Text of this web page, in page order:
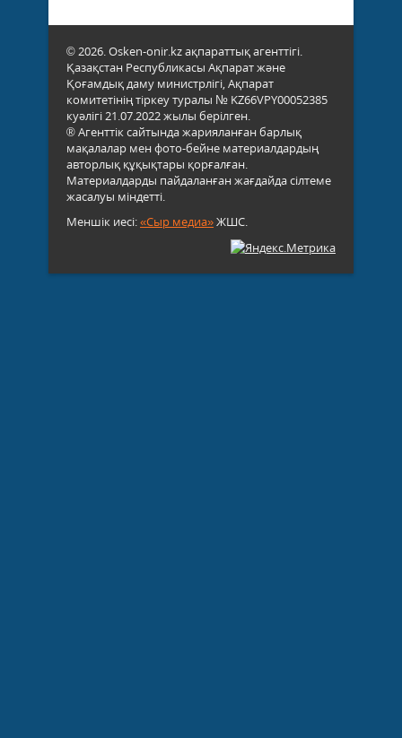
© 2026. Osken-onir.kz ақпараттық агенттігі.
Қазақстан Республикасы Ақпарат және
Қоғамдық даму министрлігі, Ақпарат
комитетінің тіркеу туралы № KZ66VPY00052385
куәлігі 21.07.2022 жылы берілген.
® Агенттік сайтында жарияланған барлық
мақалалар мен фото-бейне материалдардың
авторлық құқықтары қорғалған.
Материалдарды пайдаланған жағдайда сілтеме
жасалуы міндетті.
Меншік иесі:«Сыр медиа»ЖШС.